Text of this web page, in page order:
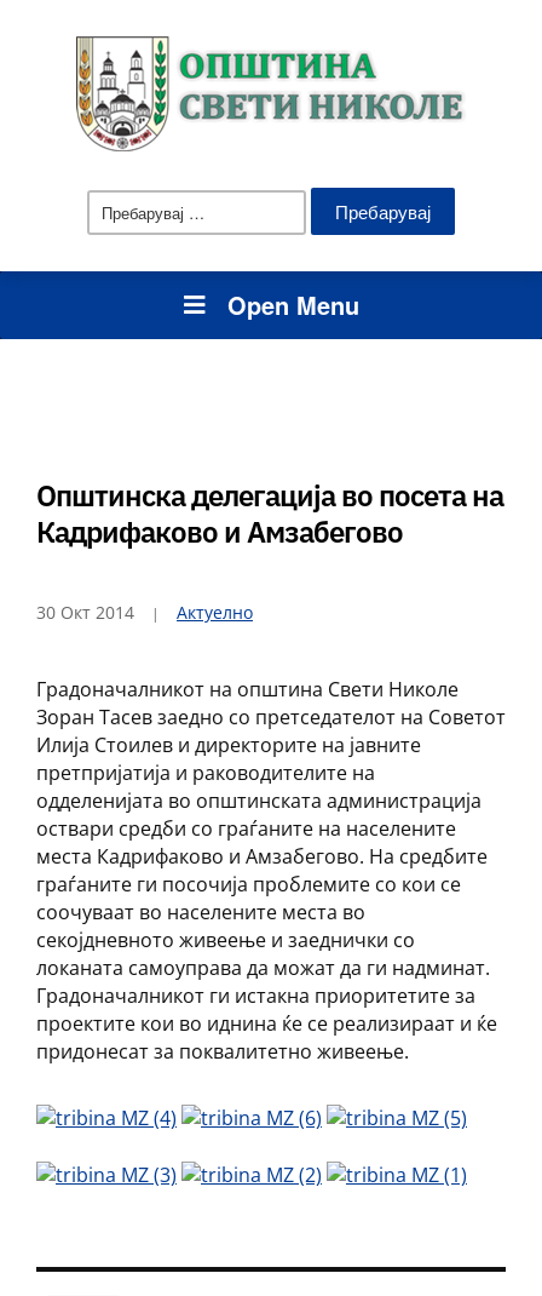
Пребарувај
за:
Open Menu
Општинска делегација во посета на
Кадрифаково и Амзабегово
30 Окт 2014 Актуелно
Градоначалникот на општина Свети Николе
Зоран Тасев заедно со претседателот на Советот
Илија Стоилев и директорите на јавните
претпријатија и раководителите на
одделенијата во општинската администрација
оствари средби со граѓаните на населените
места Кадрифаково и Амзабегово. На средбите
граѓаните ги посочија проблемите со кои се
соочуваат во населените места во
секојдневното живеење и заеднички со
локаната самоуправа да можат да ги надминат.
Градоначалникот ги истакна приоритетите за
проектите кои во иднина ќе се реализираат и ќе
придонесат за поквалитетно живеење.